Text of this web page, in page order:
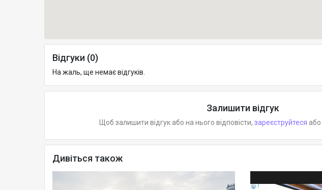
Відгуки (0)
На жаль, ще немає відгуків.
Залишити відгук
Щоб залишити відгук або на нього відповісти, зареєструйтеся або
Дивіться також